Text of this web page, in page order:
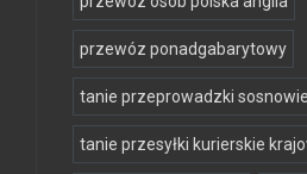
przewóz ponadgabarytowy
tanie przeprowadzki
tanie przesyłki kurierskie